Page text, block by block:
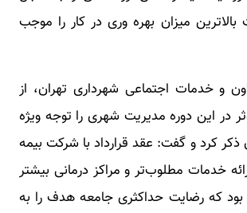
میزان بهره وری در کار را موجب
و خدمات اجتماعی شهرداری تهران، از
در این دوره مدیریت شهری را توجه ویژه
ذکر کرد و گفت: عقد قرارداد با شرکت بیمه
خدمات مطلوب‌تر و مراکز درمانی بیشتر
بود که رضایت حداکثری جامعه هدف را به